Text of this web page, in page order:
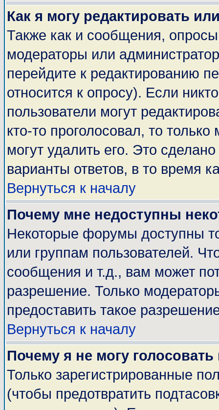
Как я могу редактировать
Также как и сообщения, опросы
модераторы или
перейдите к редактированию
относится к опросу). Если
пользователи могут
кто-то проголосовал, то
могут удалить его. Это
варианты ответов, в то время
Вернуться к началу
Почему мне недоступны
Некоторые форумы доступны
или группам пользователей.
сообщения и т.д., вам может
разрешение. Только
предоставить такое
Вернуться к началу
Почему я не могу
Только зарегистрированные
(чтобы предотвратить